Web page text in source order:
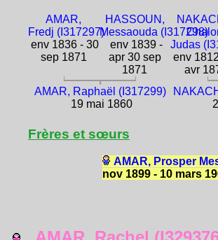
AMAR,
Fredj (I317297)
env 1836 - 30
sep 1871
HASSOUN,
Messaouda (I317298)
env 1839 -
apr 30 sep
1871
Judas
env
avr
AMAR, Raphaël (I317299)
19 mai 1860
Frères et sœurs
AMAR, Prosper
nov 1899 - 10 mars